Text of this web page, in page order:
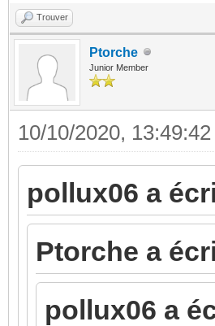
Trouver
Ptorche
Junior Member
10/10/2020, 13:49:42
pollux06 a
Ptorche a
pollux06 a